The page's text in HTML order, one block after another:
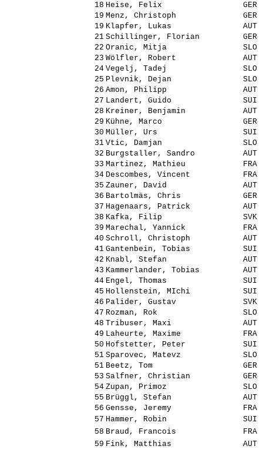
18 Heise, Felix
GER
19 Menz, Christoph
GER
19 Klapfer, Lukas
AUT
21 Schillinger, Florian
GER
22 Oranic, Mitja
SLO
23 Wölfler, Robert
AUT
24 Vegelj, Tadej
SLO
25 Plevnik, Dejan
SLO
26 Amon, Philipp
AUT
27 Landert, Guido
SUI
28 Kreiner, Benjamin
AUT
29 Kühne, Marco
GER
30 Müller, Urs
SUI
31 Vtic, Damjan
SLO
32 Burgstaller, Sandro
AUT
33 Martinez, Mathieu
FRA
34 Descombes, Vincent
FRA
35 Zauner, David
AUT
36 Bartolmäs, Chris
GER
37 Hagenaars, Patrick
AUT
38 Kafka, Filip
SVK
39 Marechal, Yannick
FRA
40 Schroll, Christoph
AUT
41 Gantenbein, Tobias
SUI
42 Knabl, Stefan
AUT
43 Kammerlander, Tobias
AUT
44 Engel, Thomas
SUI
45 Hollenstein, MIchi
SUI
46 Palider, Gustav
SVK
47 Rozman, Rok
SLO
48 Tribuser, Maxi
AUT
49 Laheurte, Maxime
FRA
50 Hofstetter, Peter
SUI
51 Sparovec, Matevz
SLO
51 Beetz, Tom
GER
53 Salfner, Christian
GER
54 Zupan, Primoz
SLO
55 Brüggl, Stefan
AUT
56 Gensse, Jeremy
FRA
57 Hammer, Robin
SUI
58 Braud, Francois
FRA
59 Fink, Matthias
AUT